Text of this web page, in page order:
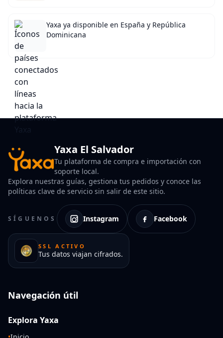
Yaxa ya disponible en España y República
Dominicana
Yaxa El Salvador
Tu plataforma de compra e importación con
soporte local.
Explora nuestras guías, gestiona tus pedidos y conoce las
políticas clave de servicio sin salir de este sitio.
SÍGUENOS Instagram Facebook
SSL ACTIVO
Tus datos viajan cifrados.
Navegación útil
Explora Yaxa